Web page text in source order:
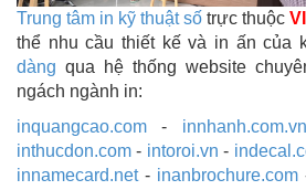
Trung tâm in kỹ thuật số trực thuộc
thể nhu cầu thiết kế và in ấn của
dàng qua hệ thống website
ngách ngành in:
inquangcao.com - innhanh.com.vn
inthucdon.com - intoroi.vn -
innamecard.net- inanbrochure.com